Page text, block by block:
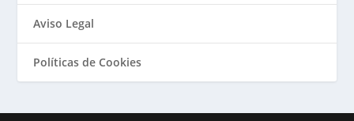
Aviso Legal
Políticas de Cookies